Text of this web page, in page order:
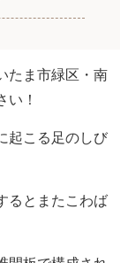
たま市緑区・南
い！
起こる足のしび
るとまたこわば